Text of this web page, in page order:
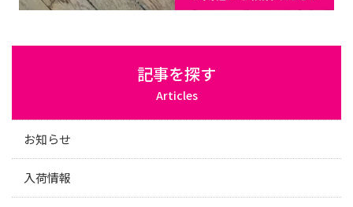
記事を探す
Articles
お知らせ
入荷情報